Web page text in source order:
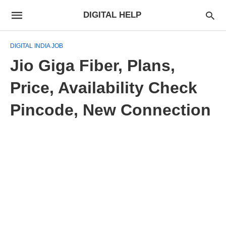
DIGITAL HELP
DIGITAL INDIA JOB
Jio Giga Fiber, Plans,
Price, Availability Check
Pincode, New Connection